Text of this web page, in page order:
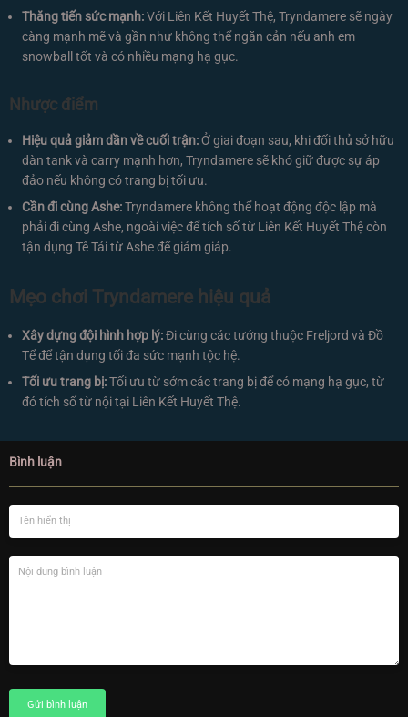
Thăng tiến sức mạnh:Với Liên Kết Huyết Thệ, Tryndamere sẽ ngày
càng mạnh mẽ và gần như không thể ngăn cản nếu anh em
snowball tốt và có nhiều mạng hạ gục.
Nhược điểm
Hiệu quả giảm dần về cuối trận:Ở giai đoạn sau, khi đối thủ sở hữu
dàn tank và carry mạnh hơn, Tryndamere sẽ khó giữ được sự áp
đảo nếu không có trang bị tối ưu.
Cần đi cùng Ashe:Tryndamere không thể hoạt động độc lập mà
phải đi cùng Ashe, ngoài việc để tích số từ Liên Kết Huyết Thệ còn
tận dụng Tê Tái từ Ashe để giảm giáp.
Mẹo chơi Tryndamere hiệu quả
Xây dựng đội hình hợp lý:Đi cùng các tướng thuộc Freljord và Đồ
Tể để tận dụng tối đa sức mạnh tộc hệ.
Tối ưu trang bị:Tối ưu từ sớm các trang bị để có mạng hạ gục, từ
đó tích số từ nội tại Liên Kết Huyết Thệ.
Bình luận
Gửi bình luận